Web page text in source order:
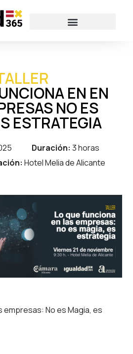
EN EN
NO ES
ESTRATEGIA
Duración: 3 horas
Hotel Melia de Alicante
empresas: No es Magia, es